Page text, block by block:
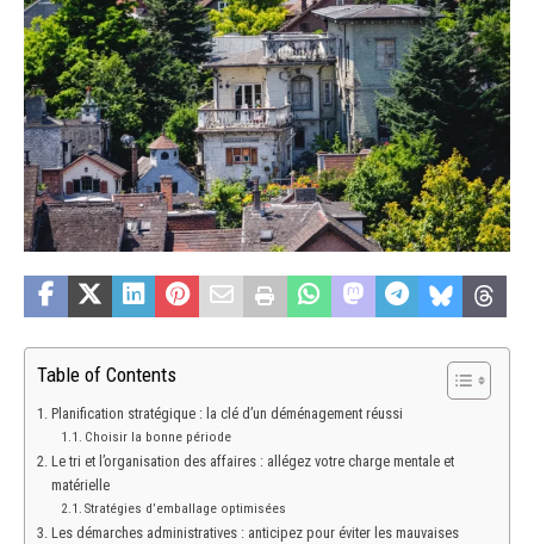
Table of Contents
Planification stratégique : la clé d’un déménagement réussi
Choisir la bonne période
Le tri et l’organisation des affaires : allégez votre charge mentale et
matérielle
Stratégies d’emballage optimisées
Les démarches administratives : anticipez pour éviter les mauvaises